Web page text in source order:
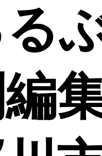
編